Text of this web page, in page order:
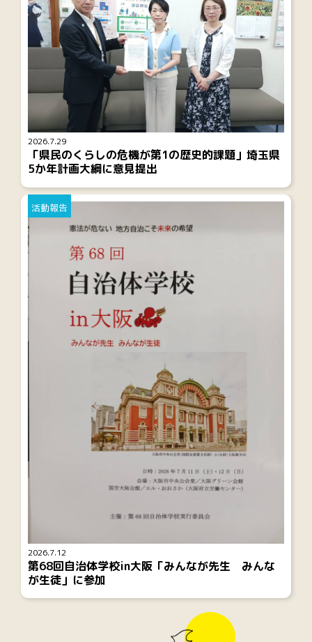
2026.7.29
「県民のくらしの危機が第1の歴史的課題」埼玉県
5か年計画大綱に意見提出
2026.7.12
活動報告
第68回自治体学校in大阪「みんなが先生 みんな
が生徒」に参加